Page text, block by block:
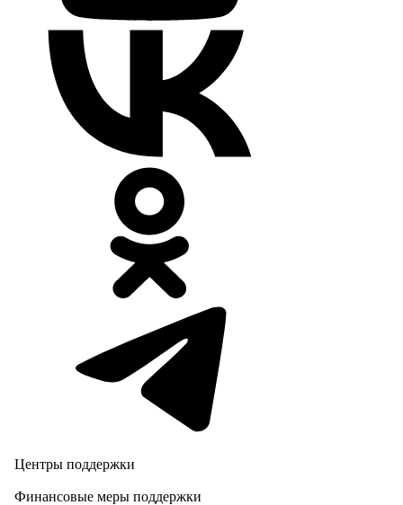
Центры поддержки
Финансовые меры поддержки